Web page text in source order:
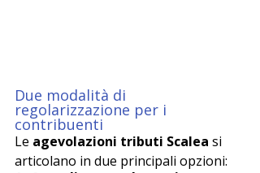
Due modalità di
regolarizzazione per i
contribuenti
Le agevolazioni tributi Scalea si
articolano in due principali opzioni: